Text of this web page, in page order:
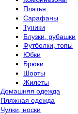
Платья
Сарафаны
Туники
Блузки, рубашки
Футболки, топы
Юбки
Брюки
Шорты
Жилеты
Домашняя одежда
Пляжная одежда
Чулки, носки